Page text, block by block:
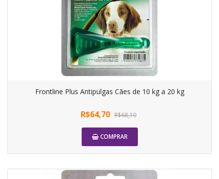
Frontline Plus Antipulgas Cães de 10 kg a 20 kg
R$64,70 R$68,10
COMPRAR